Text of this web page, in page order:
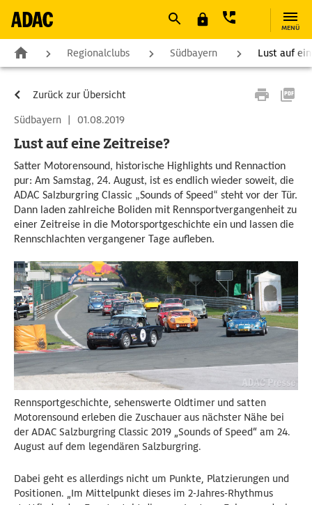
MENÜ
Regionalclubs Südbayern Lust auf
Zurück zur Übersicht
Südbayern | 01.08.2019
Lust auf eine Zeitreise?
Satter Motorensound, historische Highlights und Rennaction
pur: Am Samstag, 24. August, ist es endlich wieder soweit, die
ADAC Salzburgring Classic „Sounds of Speed“ steht vor der Tür.
Dann laden zahlreiche Boliden mit Rennsportvergangenheit zu
einer Zeitreise in die Motorsportgeschichte ein und lassen die
Rennschlachten vergangener Tage aufleben.
Rennsportgeschichte, sehenswerte Oldtimer und satten
Motorensound erleben die Zuschauer aus nächster Nähe bei
der ADAC Salzburgring Classic 2019 „Sounds of Speed“ am 24.
August auf dem legendären Salzburgring.
Dabei geht es allerdings nicht um Punkte, Platzierungen und
Positionen. „Im Mittelpunkt dieses im 2-Jahres-Rhythmus